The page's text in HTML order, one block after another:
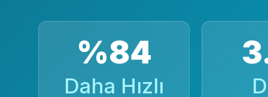
%84
Daha Hızlı